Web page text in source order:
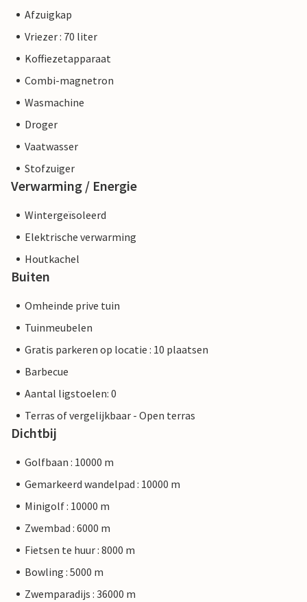
Afzuigkap
Vriezer : 70 liter
Koffiezetapparaat
Combi-magnetron
Wasmachine
Droger
Vaatwasser
Stofzuiger
Verwarming / Energie
Wintergeïsoleerd
Elektrische verwarming
Houtkachel
Buiten
Omheinde prive tuin
Tuinmeubelen
Gratis parkeren op locatie : 10 plaatsen
Barbecue
Aantal ligstoelen: 0
Terras of vergelijkbaar - Open terras
Dichtbij
Golfbaan : 10000 m
Gemarkeerd wandelpad : 10000 m
Minigolf : 10000 m
Zwembad : 6000 m
Fietsen te huur : 8000 m
Bowling : 5000 m
Zwemparadijs : 36000 m